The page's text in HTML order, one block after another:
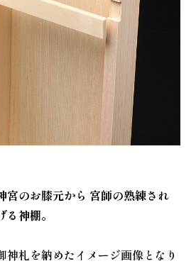
宮のお膝元から 宮師の熟練され
神棚。
神札を納めたイメージ画像となり